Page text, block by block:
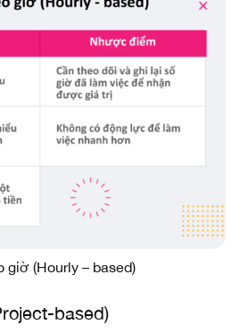
giờ (Hourly – based)
based)